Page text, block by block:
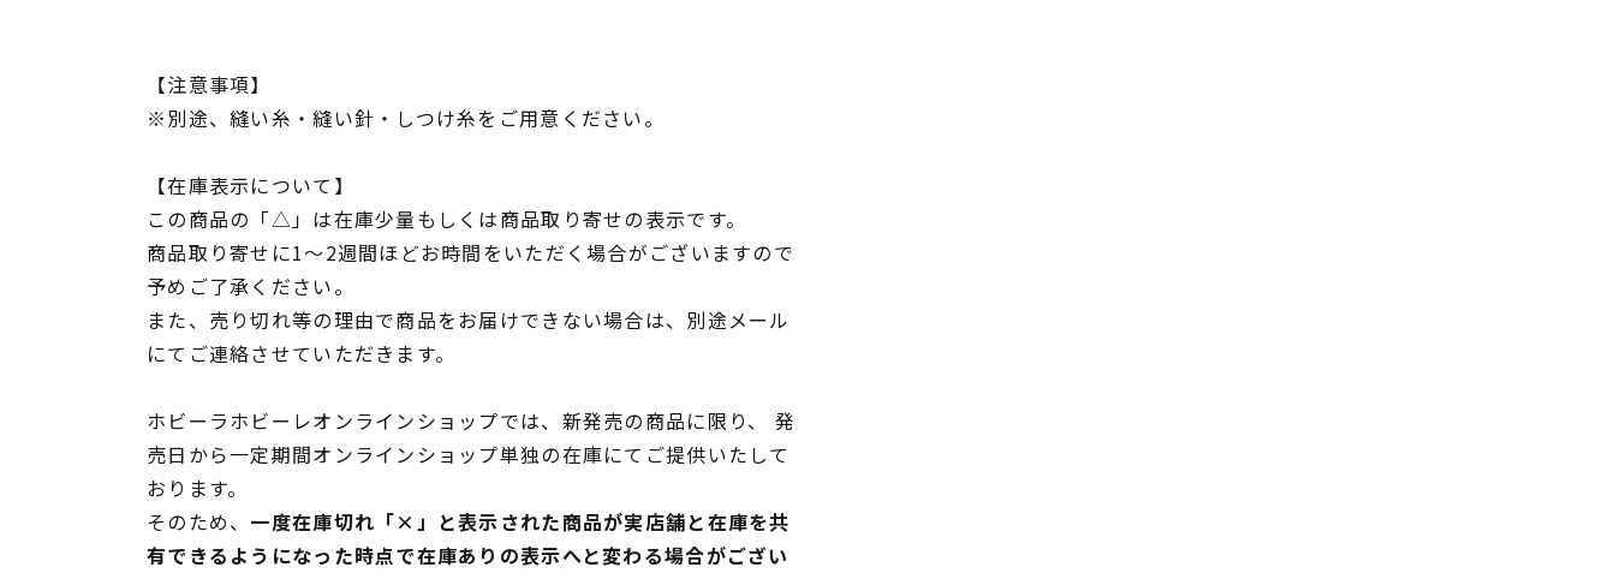
【注意事項】
※別途、縫い糸・縫い針・しつけ糸をご用意ください。
【在庫表示について】
この商品の「△」は在庫少量もしくは商品取り寄せの表示です。
商品取り寄せに1～2週間ほどお時間をいただく場合がございますので
予めご了承ください。
また、売り切れ等の理由で商品をお届けできない場合は、別途メール
にてご連絡させていただきます。
ホビーラホビーレオンラインショップでは、新発売の商品に限り、 発
売日から一定期間オンラインショップ単独の在庫にてご提供いたして
おります。
そのため、 一度在庫切れ「×」と表示された商品が実店舗と在庫を共
有できるようになった時点で在庫ありの表示へと変わる場合がござい